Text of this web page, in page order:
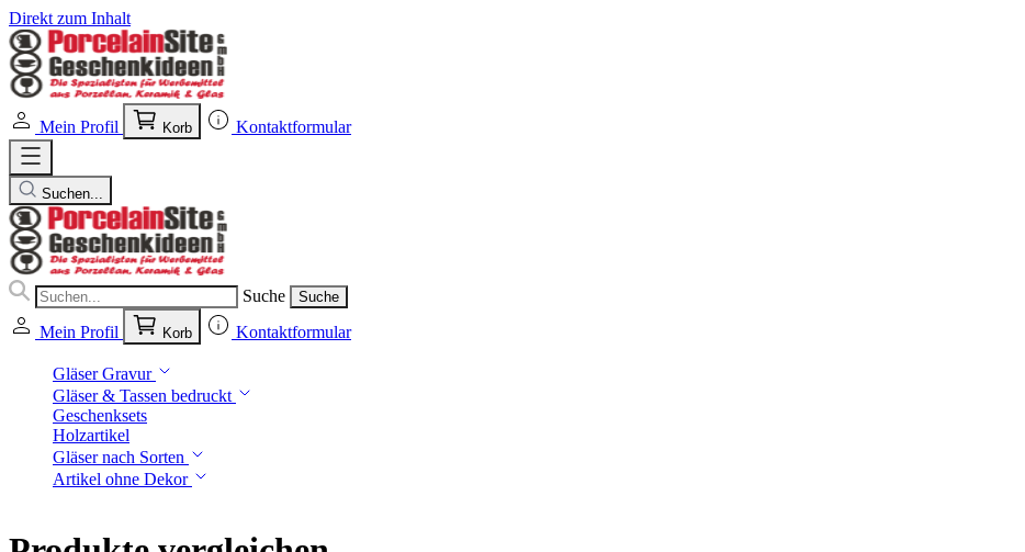
Direkt zum Inhalt
Mein Profil Korb Kontaktformular
Suchen...
Suche Suche
Mein Profil Korb Kontaktformular
Gläser Gravur
Gläser & Tassen bedruckt
Geschenksets
Holzartikel
Gläser nach Sorten
Artikel ohne Dekor